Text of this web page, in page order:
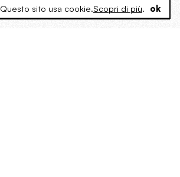
Questo sito usa cookie.Scopri di più. ok